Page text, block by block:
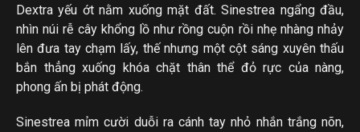
Dextra yếu ớt nằm xuống mặt đất. Sinestrea ngẩng đầu,
nhìn núi rễ cây khổng lồ như rồng cuộn rồi nhẹ nhàng nhảy
lên đưa tay chạm lấy, thế nhưng một cột sáng xuyên thấu
bắn thẳng xuống khóa chặt thân thể đỏ rực của nàng,
phong ấn bị phát động.
Sinestrea mỉm cười duỗi ra cánh tay nhỏ nhắn trắng nõn,